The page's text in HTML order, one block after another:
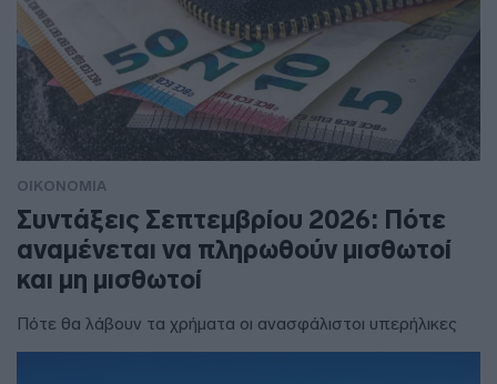
ΟΙΚΟΝΟΜΙΑ
Συντάξεις Σεπτεμβρίου 2026: Πότε
αναμένεται να πληρωθούν μισθωτοί
και μη μισθωτοί
Πότε θα λάβουν τα χρήματα οι ανασφάλιστοι υπερήλικες